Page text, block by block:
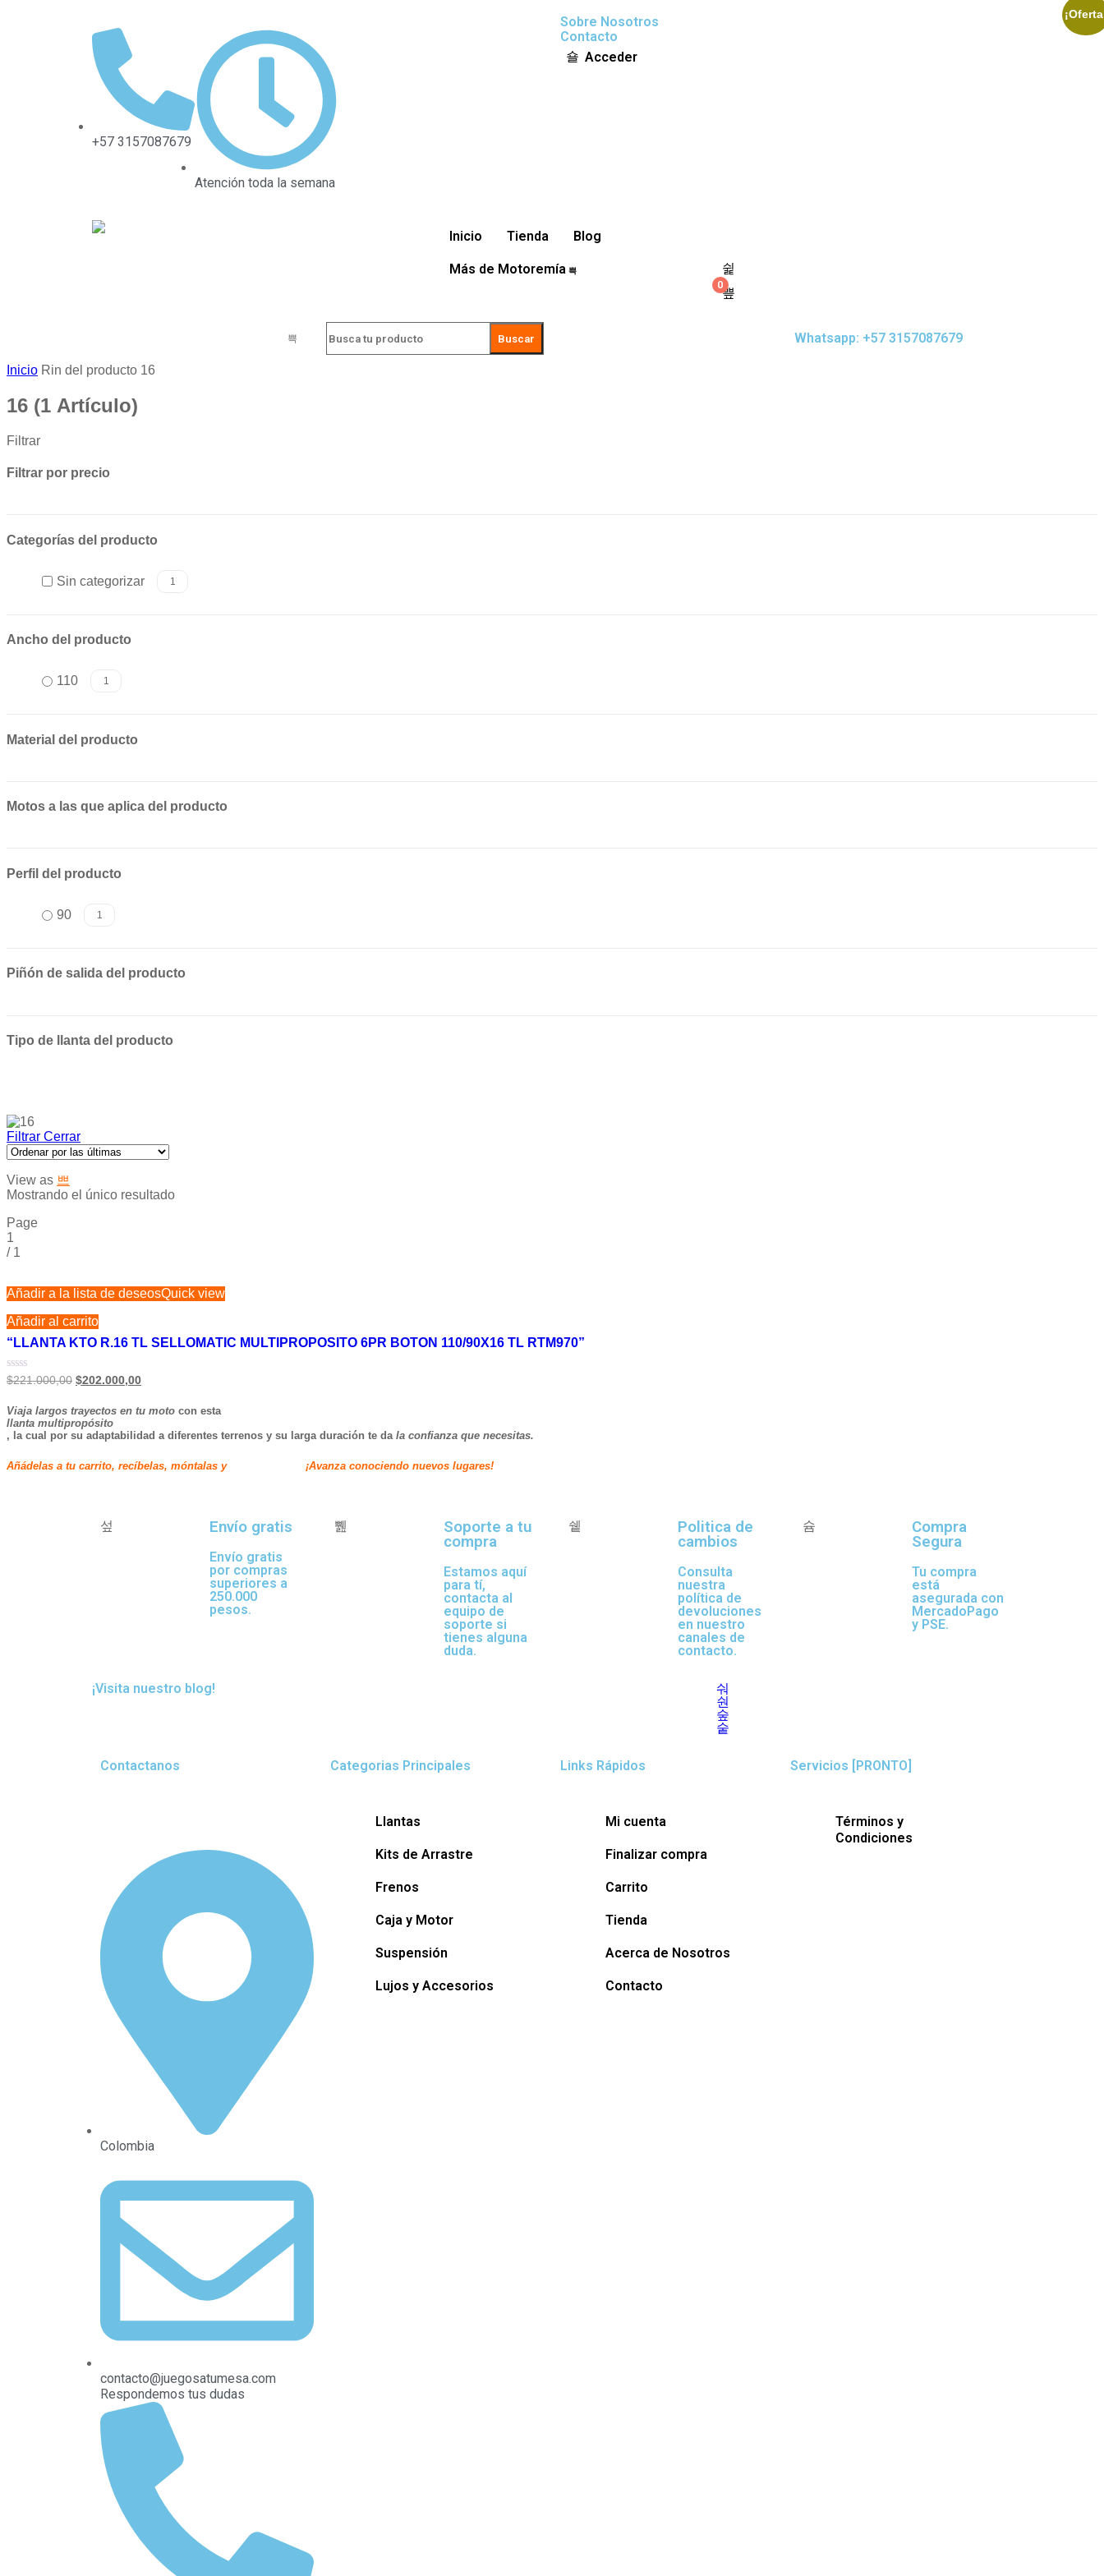
+57 3157087679
Atención toda la semana
Sobre Nosotros
Contacto
Acceder
Inicio Tienda Blog
Más de Motoremía
0
Buscar Whatsapp: +57 3157087679
Inicio Rin del producto 16
16 (1 Artículo)
Filtrar
Filtrar por precio
Categorías del producto
Sin categorizar 1
Ancho del producto
110 1
Material del producto
Motos a las que aplica del producto
Perfil del producto
90 1
Piñón de salida del producto
Tipo de llanta del producto
Filtrar Cerrar
View as
Mostrando el único resultado
Page
1
/ 1
Añadir a la lista de deseosQuick view
Añadir al carrito
“LLANTA KTO R.16 TL SELLOMATIC MULTIPROPOSITO 6PR BOTON 110/90X16 TL RTM970”
Valorado
de
5
$221.000,00 $202.000,00
Viaja largos trayectos en tu moto con esta
llanta multipropósito
, la cual por su adaptabilidad a diferentes terrenos y su larga duración te da la confianza que necesitas.
Añádelas a tu carrito, recíbelas, móntalas y ¡Avanza conociendo nuevos lugares!
Envío gratis
Envío gratis
por compras
superiores a
250.000
pesos.
Soporte a tu
compra
Estamos aquí
para tí,
contacta al
equipo de
soporte si
tienes alguna
duda.
Politica de
cambios
Consulta
nuestra
política de
devoluciones
en nuestro
canales de
contacto.
Compra
Segura
Tu compra
está
asegurada con
MercadoPago
y PSE.
¡Visita nuestro blog!
Contactanos
Colombia
contacto@juegosatumesa.com
Respondemos tus dudas
Categorias Principales
Llantas
Kits de Arrastre
Frenos
Caja y Motor
Suspensión
Lujos y Accesorios
Links Rápidos
Mi cuenta
Finalizar compra
Carrito
Tienda
Acerca de Nosotros
Contacto
Servicios [PRONTO]
Términos y
Condiciones